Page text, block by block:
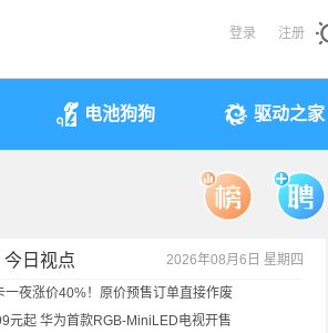
登录 注册
电池狗狗 驱动之家
今日视点 2026年08月6日 星期四
一夜涨价40%！原价预售订单直接作废
元起 华为首款RGB-MiniLED电视开售